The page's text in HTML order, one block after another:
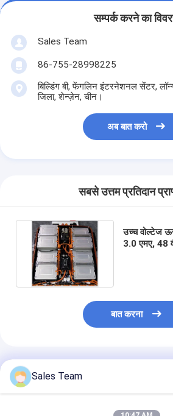
लिथियम LiFePO4 बैटरी
लिथियम आयन रिचार्जेबल बैटरी
लिथियम पॉलिमर बैटरी
ऊर्जा भंडारण बैटरी
निम बैटरी पैक
निक बैटरी पैक
लिथियम आयन बैटरी पैक
रिचार्जेबल फ्लैशलाइट बैटरी
ली Socl2 बैटरी
सम्पर्क करने का
Sales Team
86-755-28998225
बिल्डिंग बी, फेंगलिन इंटरनेशनल सेंटर,
जिला, शेन्ज़ेन, चीन।
अब बात करो
सबसे उत्तम प्रतिदान
उच्च वोल्टेज
3.0 एमए, 48
बात करना
अनुशंसित उत्पाद
Sales Team